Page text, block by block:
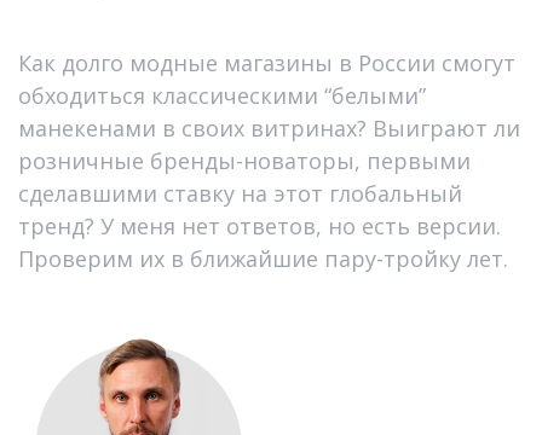
Как долго модные магазины в России смогут
обходиться классическими “белыми”
манекенами в своих витринах? Выиграют ли
розничные бренды-новаторы, первыми
сделавшими ставку на этот глобальный
тренд? У меня нет ответов, но есть версии.
Проверим их в ближайшие пару-тройку лет.